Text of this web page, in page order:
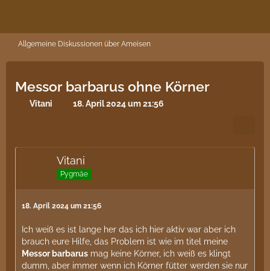
Allgemeine Diskussionen über Ameisen
Messor barbarus ohne Körner
Vitani 18. April 2024 um 21:56
Vitani
Pygmäe
18. April 2024 um 21:56
Ich weiß es ist lange her das ich hier aktiv war aber ich
brauch eure Hilfe, das Problem ist wie im titel meine
Messor barbarus mag keine Körner, ich weiß es klingt
dumm, aber immer wenn ich Körner fütter werden sie nur